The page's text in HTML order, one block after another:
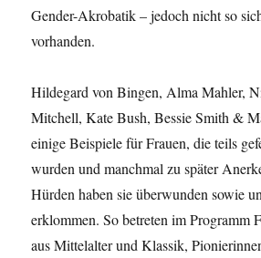
Gender-Akrobatik – jedoch nicht so
vorhanden.
Hildegard von Bingen, Alma Mahler,
Mitchell, Kate Bush, Bessie Smith &
einige Beispiele für Frauen, die teils
wurden und manchmal zu später
Hürden haben sie überwunden sowie
erklommen. So betreten im
aus Mittelalter und Klassik,